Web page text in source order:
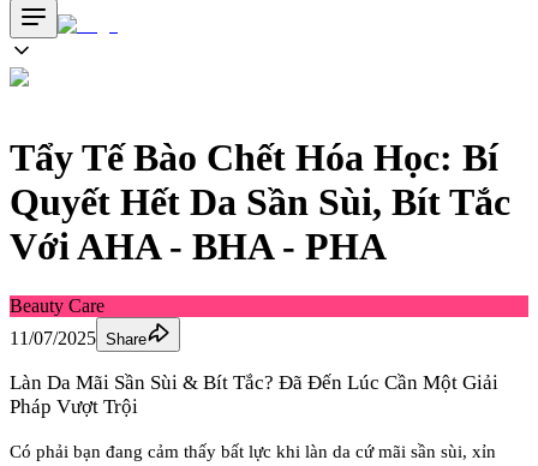
Tẩy Tế Bào Chết Hóa Học: Bí
Quyết Hết Da Sần Sùi, Bít Tắc
Với AHA - BHA - PHA
Beauty Care
11/07/2025 Share
Làn Da Mãi Sần Sùi & Bít Tắc? Đã Đến Lúc Cần Một Giải
Pháp Vượt Trội
Có phải bạn đang cảm thấy bất lực khi làn da cứ mãi sần sùi, xỉn